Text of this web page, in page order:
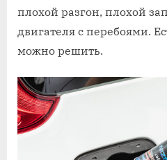
плохой разгон, плохой
двигателя с перебоями.
можно решить.